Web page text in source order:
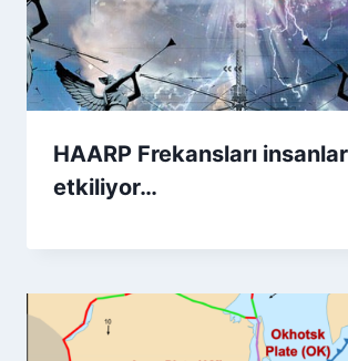
HAARP Frekansları
etkiliyor…